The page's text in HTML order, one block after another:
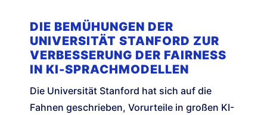
DIE BEMÜHUNGEN DER
UNIVERSITÄT STANFORD ZUR
VERBESSERUNG DER FAIRNESS
IN KI-SPRACHMODELLEN
Die Universität Stanford hat sich auf die
Fahnen geschrieben, Vorurteile in großen KI-